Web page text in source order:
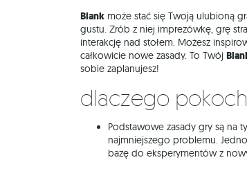
Blank może stać się Twoją ulubioną
gustu. Zrób z niej imprezówkę, grę
interakcję nad stołem. Możesz
całkowicie nowe zasady. To Twój
sobie zaplanujesz!
Dlaczego
Podstawowe zasady gry są na
najmniejszego problemu.
bazę do eksperymentów z